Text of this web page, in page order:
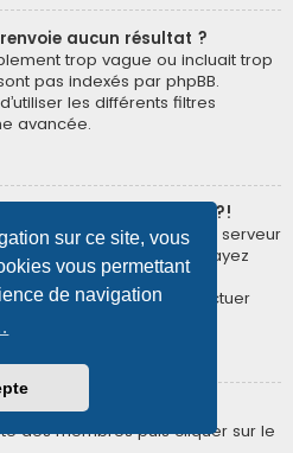
sur ce site, vous
vous permettant
de navigation
aucun résultat ?
trop vague ou incluait trop
pas indexés par phpBB.
les différents filtres
avancée.
à une page blanche ?!
de résultats pour que le serveur
recherche avancée et essayez
employés et dans la
vous souhaitez effectuer
des membres ?
des membres puis cliquer sur le